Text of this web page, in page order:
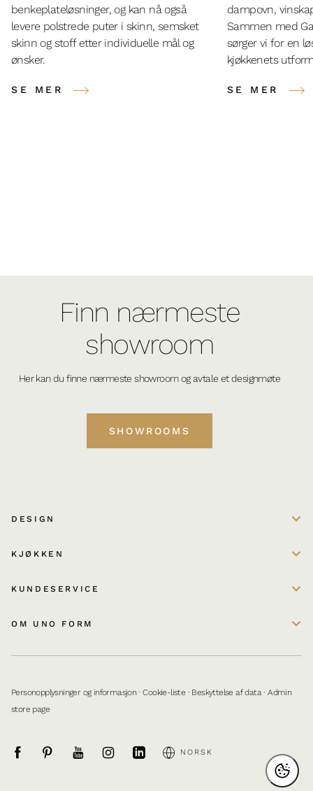
benkeplateløsninger, og kan nå også
levere polstrede puter i skinn, semsket
skinn og stoff etter individuelle mål og
ønsker.
SE MER
dampovn,
Sammen med
sørger vi for en
kjøkkenets
SE MER
Finn nærmeste
showroom
Her kan du finne nærmeste showroom og avtale et designmøte
SHOWROOMS
DESIGN
KJØKKEN
KUNDESERVICE
OM UNO FORM
Personopplysninger og informasjon · Cookie-liste · Beskyttelse af data · Admin
store page
NORSK